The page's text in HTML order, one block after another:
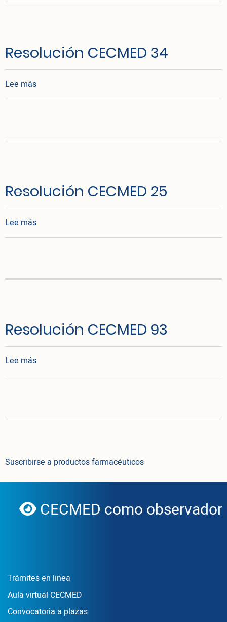
Resolución CECMED 34
Lee mássobre Resolución CECMED 34
Resolución CECMED 25
Lee mássobre Resolución CECMED 25
Resolución CECMED 93
Lee mássobre Resolución CECMED 93
Suscribirse a productos farmacéuticos
globe
CECMED como observador
Enlace Footer1
Trámites en linea
Aula virtual CECMED
Convocatoria a plazas